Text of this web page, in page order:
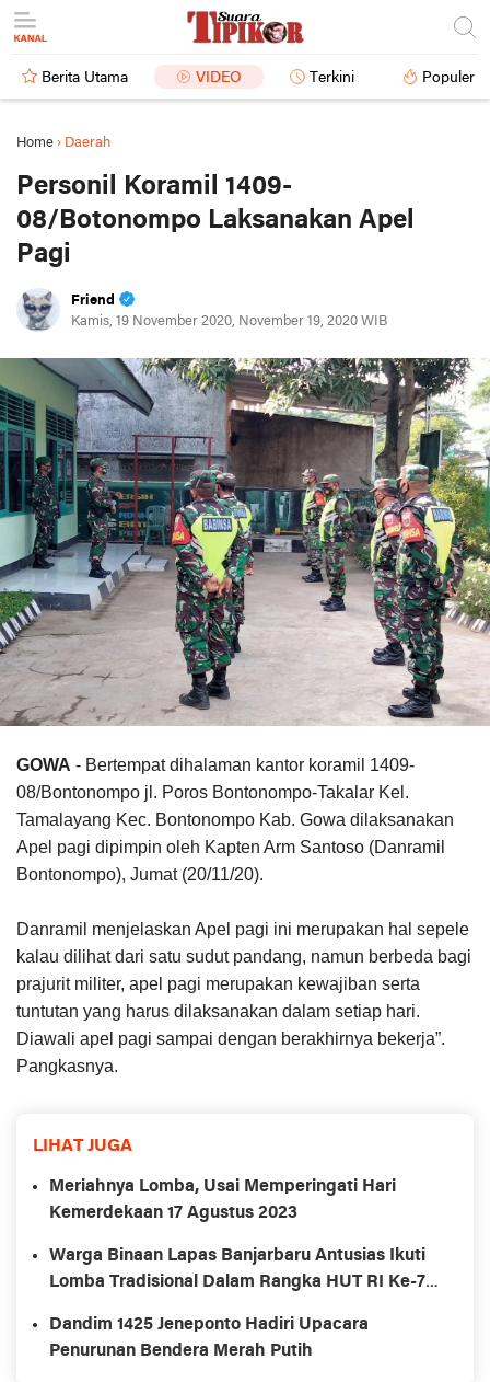
Berita Utama VIDEO Terkini Populer
Home › Daerah
Personil Koramil 1409-
08/Botonompo Laksanakan Apel
Pagi
Friend
Kamis, 19 November 2020, November 19, 2020 WIB
GOWA - Bertempat dihalaman kantor koramil 1409-
08/Bontonompo jl. Poros Bontonompo-Takalar Kel.
Tamalayang Kec. Bontonompo Kab. Gowa dilaksanakan
Apel pagi dipimpin oleh Kapten Arm Santoso (Danramil
Bontonompo), Jumat (20/11/20).
Danramil menjelaskan Apel pagi ini merupakan hal sepele
kalau dilihat dari satu sudut pandang, namun berbeda bagi
prajurit militer, apel pagi merupakan kewajiban serta
tuntutan yang harus dilaksanakan dalam setiap hari.
Diawali apel pagi sampai dengan berakhirnya bekerja”.
Pangkasnya.
LIHAT JUGA
Meriahnya Lomba, Usai Memperingati Hari
Kemerdekaan 17 Agustus 2023
Warga Binaan Lapas Banjarbaru Antusias Ikuti
Lomba Tradisional Dalam Rangka HUT RI Ke-78
Dandim 1425 Jeneponto Hadiri Upacara
Penurunan Bendera Merah Putih